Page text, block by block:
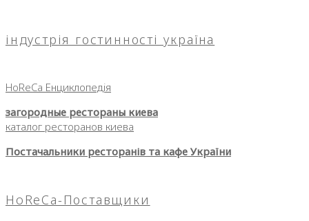
індустрія гостинності україна
HoReCa Енциклопедія
загородные рестораны киева
каталог ресторанов киева
Постачальники ресторанів та кафе України
HoReCa-Поставщики